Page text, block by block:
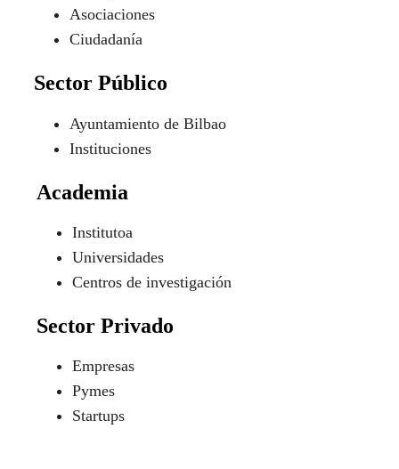
Asociaciones
Ciudadanía
Sector Público
Ayuntamiento de Bilbao
Instituciones
Academia
Institutoa
Universidades
Centros de investigación
Sector Privado
Empresas
Pymes
Startups